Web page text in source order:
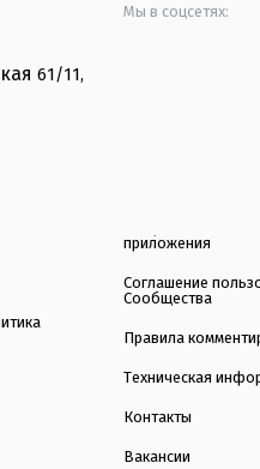
61/11,
Мы в соцсетях:
приложения
Соглашение
Сообщества
Правила
Техническая
Контакты
Вакансии